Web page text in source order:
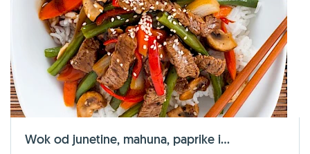
Wok od junetine, mahuna, paprike i...